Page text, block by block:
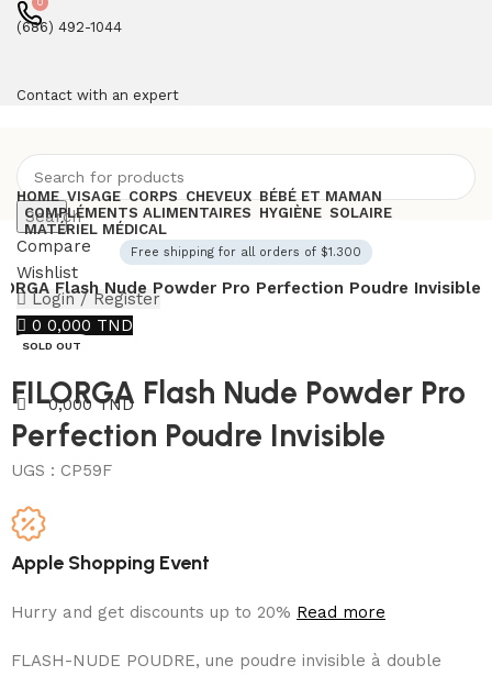
(686) 492-1044
Contact with an expert
Search
Compare
Wishlist
Login / Register
0 0,000 TND
Menu
0
0,000TND
HOME VISAGE CORPS CHEVEUX BÉBÉ ET MAMAN
COMPLÉMENTS ALIMENTAIRES HYGIÈNE SOLAIRE
MATÉRIEL MÉDICAL
Free shipping for all orders of $1.300
Flash Nude Powder Pro Perfection Poudre Invisible
SOLD OUT
FILORGA Flash Nude Powder Pro
Perfection Poudre Invisible
UGS : CP59F
Apple Shopping Event
Hurry and get discounts up to 20% Read more
FLASH-NUDE POUDRE, une poudre invisible à double